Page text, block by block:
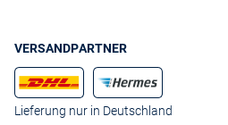
VERSANDPARTNER
Lieferung nur in Deutschland